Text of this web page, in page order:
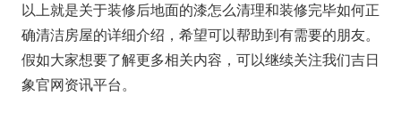
以上就是关于装修后地面的漆怎么清理和装修完毕如何正
确清洁房屋的详细介绍，希望可以帮助到有需要的朋友。
假如大家想要了解更多相关内容，可以继续关注我们吉日
象官网资讯平台。